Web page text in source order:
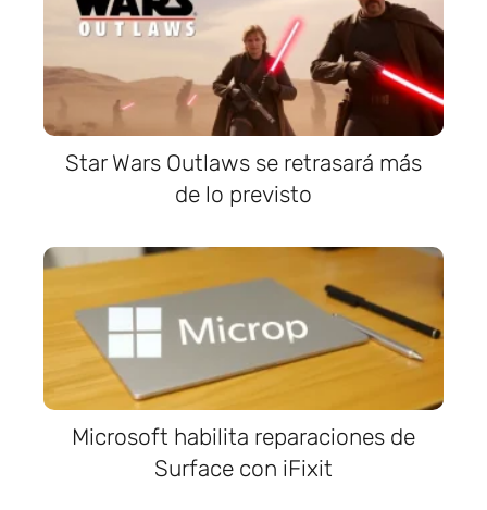
Star Wars Outlaws se retrasará más
de lo previsto
Microsoft habilita reparaciones de
Surface con iFixit